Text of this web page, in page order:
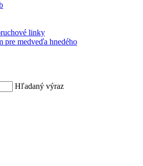
linky
pre medveďa hnedého
Hľadaný výraz